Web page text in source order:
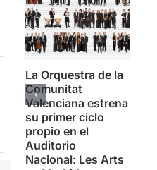
La Orquestra de la
Comunitat
Valenciana estrena
su primer ciclo
propio en el
Auditorio
Nacional: Les Arts